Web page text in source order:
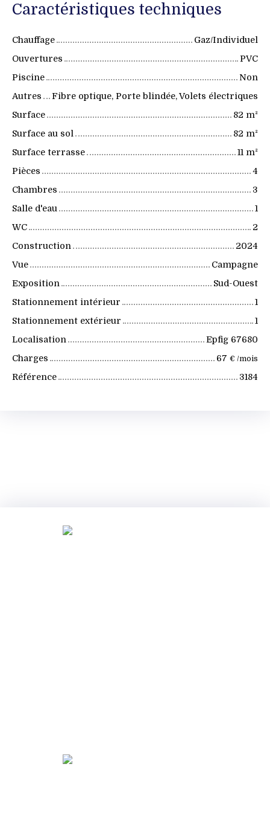
Caractéristiques techniques
Chauffage
Gaz/Individuel
Ouvertures
PVC
Piscine
Non
Autres
Fibre optique, Porte blindée, Volets électriques
Surface
82 m²
Surface au sol
82 m²
Surface terrasse
11 m²
Pièces
4
Chambres
3
Salle d'eau
1
WC
2
Construction
2024
Vue
Campagne
Exposition
Sud-Ouest
Stationnement intérieur
1
Stationnement extérieur
1
Localisation
Epfig 67680
Charges
67 € /mois
Référence 3184